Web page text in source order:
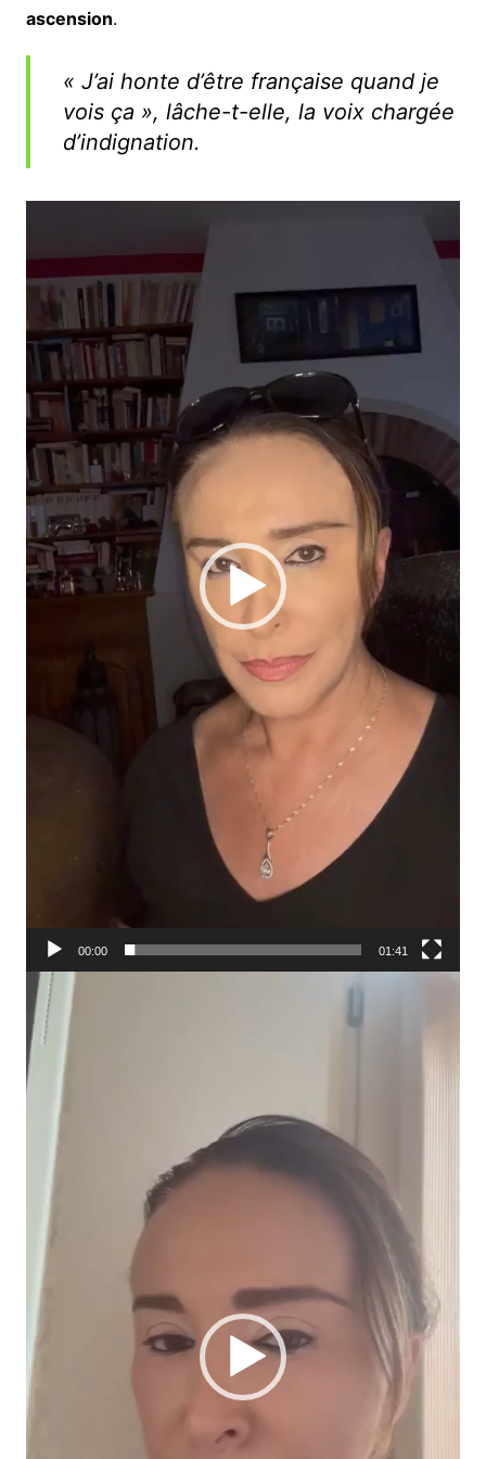
ascension.
« J’ai honte d’être française quand je
vois ça », lâche-t-elle, la voix chargée
d’indignation.
00:00 01:41
Lecteur
vidéo